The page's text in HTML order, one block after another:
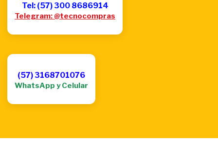
Tel: (57) 300 8686914
Telegram: @tecnocompras
(57) 3168701076
WhatsApp y Celular